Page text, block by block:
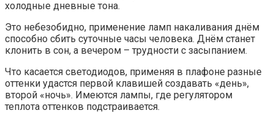
холодные дневные тона.
Это небезобидно, применение ламп накаливания днём
способно сбить суточные часы человека. Днём станет
клонить в сон, а вечером – трудности с засыпанием.
Что касается светодиодов, применяя в плафоне разные
оттенки удастся первой клавишей создавать «день»,
второй «ночь». Имеются лампы, где регулятором
теплота оттенков подстраивается.